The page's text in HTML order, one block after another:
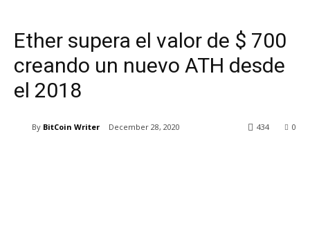
Ether supera el valor de $ 700
creando un nuevo ATH desde
el 2018
By BitCoin Writer December 28, 2020 0
434